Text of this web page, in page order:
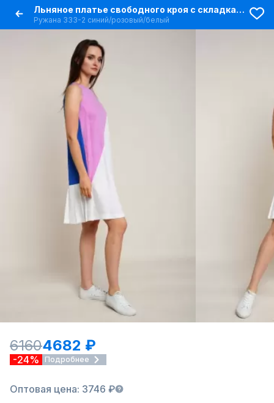
Льняное платье свободного кроя с складками и ярким дизайном
Ружана 333-2 синий/розовый/белый
61604682 ₽
-24% Подробнее
Оптовая цена: 3746 ₽